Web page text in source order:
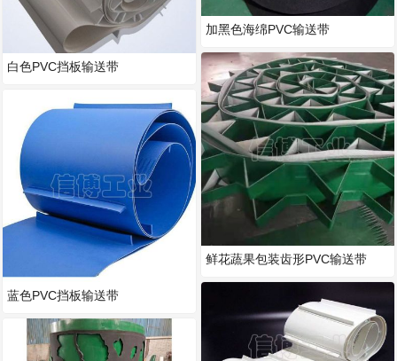
白色PVC挡板输送带
蓝色PVC挡板输送带
加黑色海绵PVC输送带
鲜花蔬果包装齿形PVC输送带